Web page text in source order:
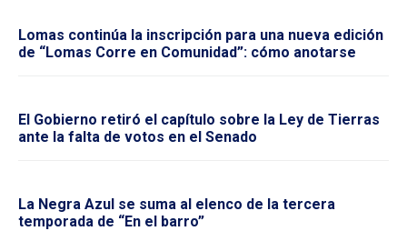
Lomas continúa la inscripción para una nueva edición
de “Lomas Corre en Comunidad”: cómo anotarse
El Gobierno retiró el capítulo sobre la Ley de Tierras
ante la falta de votos en el Senado
La Negra Azul se suma al elenco de la tercera
temporada de “En el barro”